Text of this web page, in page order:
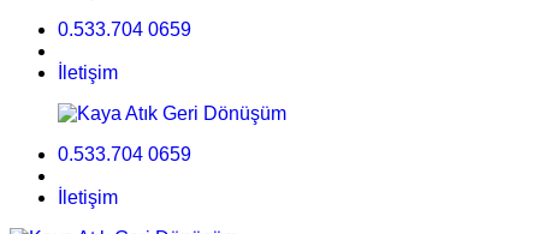
0.533.704 0659
İletişim
0.533.704 0659
İletişim